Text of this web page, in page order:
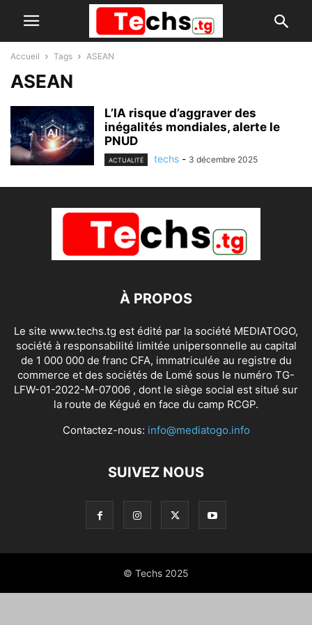
Accueil Tags ASEAN
ASEAN
L’IA risque d’aggraver des
inégalités mondiales, alerte le
PNUD
ACTUALITÉ techs - 3 décembre 2025
À PROPOS
Le site www.techs.tg est édité par la société MEDIATOGO,
société à responsabilité limitée unipersonnelle au capital
de 1 000 000 de franc CFA, immatriculée au registre du
commerce et des sociétés de Lomé sous le numéro TG-
LFW-01-2022-M-07006 , dont le siège social est situé sur
la route de Kégué en face du camp RCGP.
Contactez-nous: info@mediatogo.info
SUIVEZ NOUS
© Techs 2025